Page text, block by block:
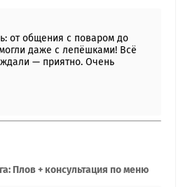
от общения с поваром до
даже с лепёшками! Всё
— приятно. Очень
Плов + консультация по меню